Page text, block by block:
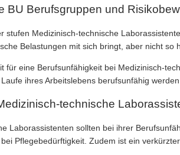
BU Berufsgruppen und
stufen Medizinisch-technische
Belastungen mit sich bringt, aber nicht
für eine Berufsunfähigkeit bei Medizinisch-
ihres Arbeitslebens berufsunfähig
technische
Laborassistenten sollten bei ihrer
Pflegebedürftigkeit. Zudem ist ein